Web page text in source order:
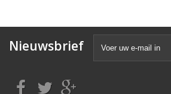
Nieuwsbrief